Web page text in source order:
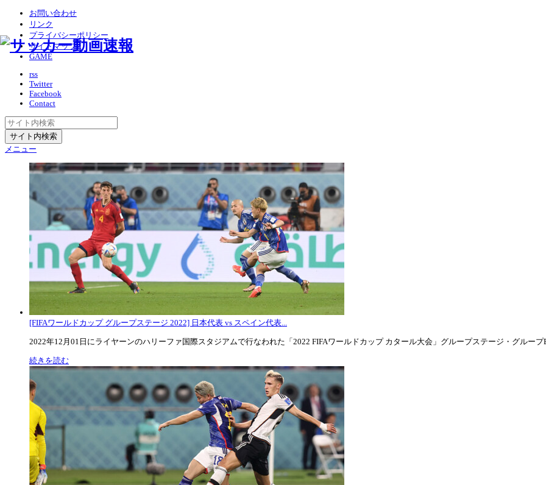
お問い合わせ
リンク
プライバシーポリシー
サイトマップ
GAME
rss
Twitter
Facebook
Contact
メニュー
[FIFAワールドカップ グループステージ 2022] 日本代表 vs スペイン代表...
2022年12月01日にライヤーンのハリーファ国際スタジアムで行なわれた「2022 FIFAワールドカップ カタール大会」グループステージ・グループ
続きを読む